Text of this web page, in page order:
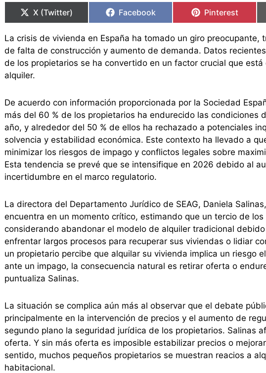
en
X (Twitter)
en
Facebook
en
Pinterest
La crisis de vivienda en España ha tomado un giro
de falta de construcción y aumento de demanda. Datos
de los propietarios se ha convertido en un factor crucial que
alquiler.
De acuerdo con información proporcionada por la Sociedad
más del 60 % de los propietarios ha endurecido las condiciones
año, y alrededor del 50 % de ellos ha rechazado a potenciales
solvencia y estabilidad económica. Este contexto ha llevado a
minimizar los riesgos de impago y conflictos legales sobre
Esta tendencia se prevé que se intensifique en 2026 debido al
incertidumbre en el marco regulatorio.
La directora del Departamento Jurídico de SEAG, Daniela
encuentra en un momento crítico, estimando que un tercio de
considerando abandonar el modelo de alquiler tradicional
enfrentar largos procesos para recuperar sus viviendas o lidiar
un propietario percibe que alquilar su vivienda implica un riesgo
ante un impago, la consecuencia natural es retirar oferta o
puntualiza Salinas.
La situación se complica aún más al observar que el debate
principalmente en la intervención de precios y el aumento de
segundo plano la seguridad jurídica de los propietarios. Salinas
oferta. Y sin más oferta es imposible estabilizar precios o
sentido, muchos pequeños propietarios se muestran reacios a
habitacional.
en
en
en